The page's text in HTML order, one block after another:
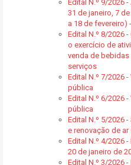
Edital N.º 9/2026
31 de janeiro, 7
a 18 de fevereiro)
Edital N.º 8/2026
o exercício de
venda de
serviços
Edital N.º 7/2026
pública
Edital N.º 6/2026
pública
Edital N.º 5/2026
e renovação de
Edital N.º 4/2026
20 de janeiro de
Edital N.º 3/2026